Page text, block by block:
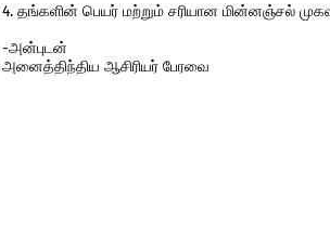
4. தங்களின் பெயர் மற்றும் சரியான மின்னஞ்சல்
-அன்புடன்
அனைத்திந்திய ஆசிரியர் பேரவை